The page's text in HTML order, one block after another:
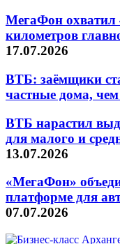
МегаФон охватил
километров
17.07.2026
ВТБ: заёмщики
частные дома, чем
ВТБ нарастил
для малого и
13.07.2026
«МегаФон»
платформе для
07.07.2026